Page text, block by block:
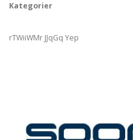
Kategorier
rTWiiWMr JJqGq Yep